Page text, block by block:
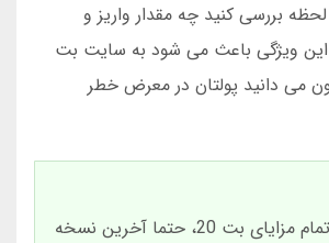
بررسی کنید چه مقدار واریز و
این ویژگی باعث می شود به سایت بت
چون می دانید پولتان در معرض خطر
برای استفاده از تمام مزایای بت 20، حتما آخرین نسخه